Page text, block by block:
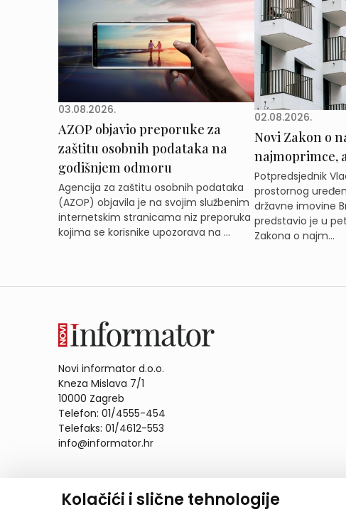
Kolačići i slične tehnologije
03.08.2026.
AZOP objavio preporuke za
zaštitu osobnih podataka na
godišnjem odmoru
Agencija za zaštitu osobnih podataka
(AZOP) objavila je na svojim službenim
internetskim stranicama niz preporuka
kojima se korisnike upozorava na ...
02.08.2026.
Novi Zakon o
najmoprimce,
Potpredsjednik
prostornog
državne imovine
predstavio je u
Zakona o najm...
Novi informator d.o.o.
Kneza Mislava 7/1
10000 Zagreb
Telefon: 01/4555-454
Telefaks: 01/4612-553
info@informator.hr